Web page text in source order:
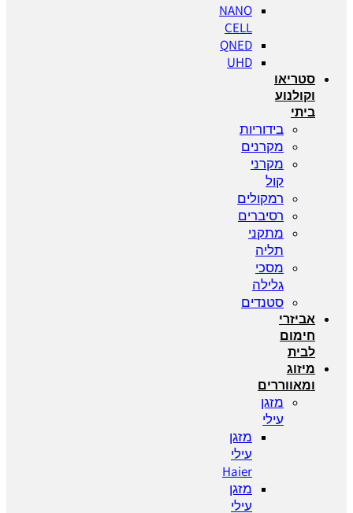
NANO
QNED
UHD
סטריאו
וקולנוע
בידוריות
מקרנים
מקרני
רמקולים
רסיברים
מתקני
מסכי
גלילה
סטנדים
אביזרי
חימום
מיזוג
ומאווררים
מזגן
מזגן
מזגן